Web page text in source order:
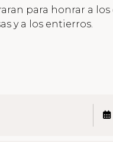
para honrar a
y a los entierros.